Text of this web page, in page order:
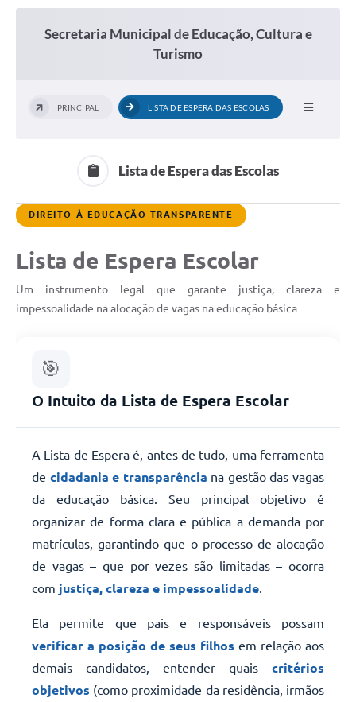
Secretaria Municipal de Educação, Cultura e
Turismo
PRINCIPAL LISTA DE ESPERA DAS ESCOLAS
Lista de Espera das Escolas
DIREITO À EDUCAÇÃO TRANSPARENTE
Lista de Espera Escolar
Um instrumento legal que garante justiça, clareza e
impessoalidade na alocação de vagas na educação básica
🎯
O Intuito da Lista de Espera Escolar
A Lista de Espera é, antes de tudo, uma ferramenta
de cidadania e transparência na gestão das vagas
da educação básica. Seu principal objetivo é
organizar de forma clara e pública a demanda por
matrículas, garantindo que o processo de alocação
de vagas – que por vezes são limitadas – ocorra
com justiça, clareza e impessoalidade.
Ela permite que pais e responsáveis possam
verificar a posição de seus filhos em relação aos
demais candidatos, entender quais critérios
objetivos (como proximidade da residência, irmãos